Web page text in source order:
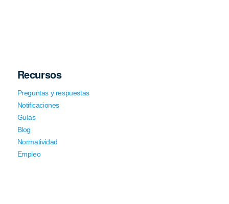
Recursos
Preguntas y respuestas
Notificaciones
Guías
Blog
Normatividad
Empleo